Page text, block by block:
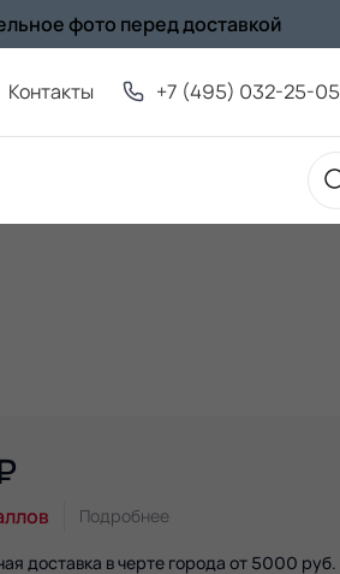
фото перед доставкой
Контакты +7 (495) 032-25-05
Подробнее
доставка в черте города от 5000 руб.